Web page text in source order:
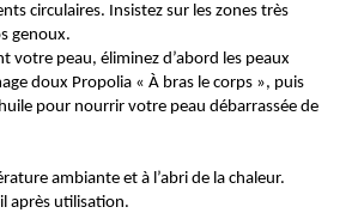
circulaires. Insistez sur les zones très
genoux.
votre peau, éliminez d’abord les peaux
doux Propolia « À bras le corps », puis
pour nourrir votre peau débarrassée de
ambiante et à l’abri de la chaleur.
après utilisation.